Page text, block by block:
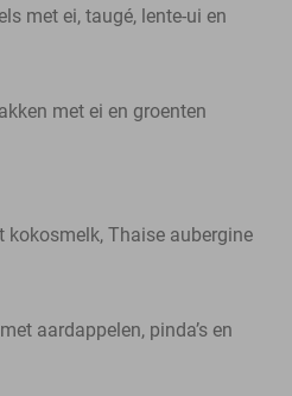
met ei, taugé, lente-ui en
met ei en groenten
kokosmelk, Thaise aubergine
aardappelen, pinda’s en